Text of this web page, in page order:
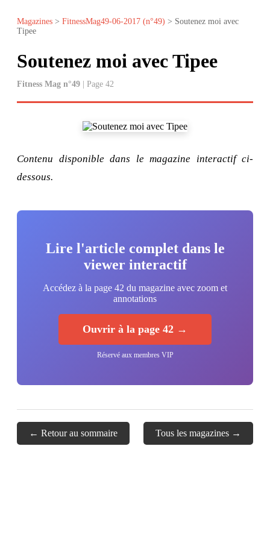
Magazines > FitnessMag49-06-2017 (n°49) > Soutenez moi avec
Tipee
Soutenez moi avec Tipee
Fitness Mag n°49 | Page 42
Contenu disponible dans le magazine interactif ci-
dessous.
Lire l'article complet dans le
viewer interactif
Accédez à la page 42 du magazine avec zoom et
annotations
Ouvrir à la page 42 →
Réservé aux membres VIP
← Retour au sommaire Tous les magazines →